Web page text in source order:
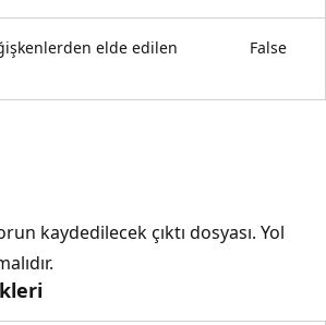
elde edilen
False
kaydedilecek çıktı dosyası. Yol